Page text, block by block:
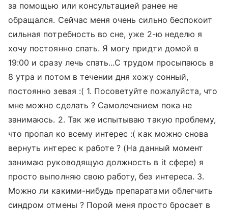
за помощью или консультацией ранее не
обращался. Сейчас меня очень сильно беспокоит
сильная потребность во сне, уже 2-ю неделю я
хочу постоянно спать. Я могу придти домой в
19:00 и сразу лечь спать...С трудом просыпаюсь в
8 утра и потом в течении дня хожу сонный,
постоянно зевая :( 1. Посоветуйте пожалуйста, что
мне можно сделать ? Самолечением пока не
занимаюсь. 2. Так же испытываю такую проблему,
что пропал ко всему интерес :( как можно снова
вернуть интерес к работе ? (На данный момент
занимаю руководящую должность в it сфере) я
просто выполняю свою работу, без интереса. 3.
Можно ли какими-нибудь препаратами облегчить
синдром отмены ? Порой меня просто бросает в